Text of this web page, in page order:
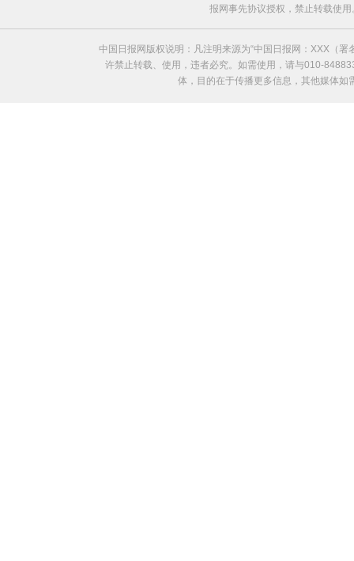
报网事先协议授权，禁止转载使
中国日报网版权说明：凡注明来源为“中国日报网：XXX（
许禁止转载、使用，违者必究。如需使用，请与010-
体，目的在于传播更多信息，其他媒体